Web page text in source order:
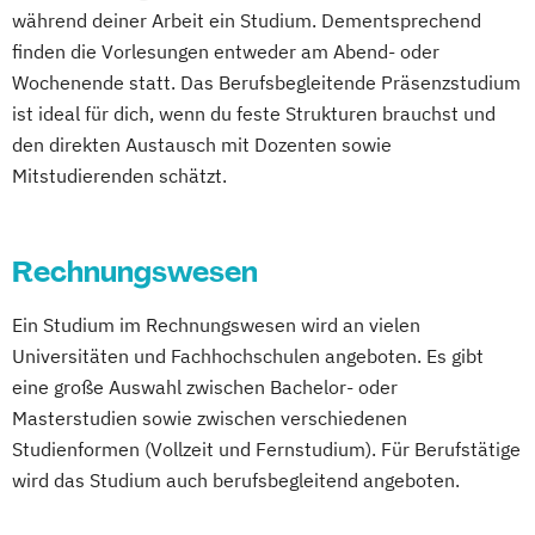
Global Sales and Marketing (EN)
Green Science
Hardware-Software-Design
Human Enhancement and Ethics
Human Resource Management
Innovation and Product Management (EN)
Innovation
Product & Engineering Management
Internationales Logistik-Management
Integrales Gebäude- und
Energiemanagement
Management in Information and Business
Technologies
Management und IT
Führung und Organisation
Wirtschaftsingenieurwesen
während deiner Arbeit ein Studium. Dementsprechend
finden die Vorlesungen entweder am Abend- oder
Wochenende statt. Das Berufsbegleitende Präsenzstudium
ist ideal für dich, wenn du feste Strukturen brauchst und
den direkten Austausch mit Dozenten sowie
Mitstudierenden schätzt.
Rechnungswesen
Ein Studium im Rechnungswesen wird an vielen
Universitäten und Fachhochschulen angeboten. Es gibt
eine große Auswahl zwischen Bachelor- oder
Masterstudien sowie zwischen verschiedenen
Studienformen (Vollzeit und Fernstudium). Für Berufstätige
wird das Studium auch berufsbegleitend angeboten.